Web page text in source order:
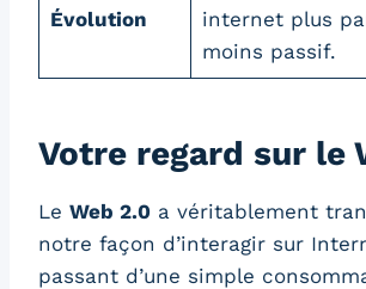
Évolution
internet plus
moins passif.
Votre regard sur le
Le Web 2.0 a véritablement
notre façon d’interagir sur
passant d’une simple